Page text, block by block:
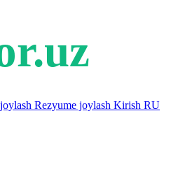
Rezyume joylash Kirish RU